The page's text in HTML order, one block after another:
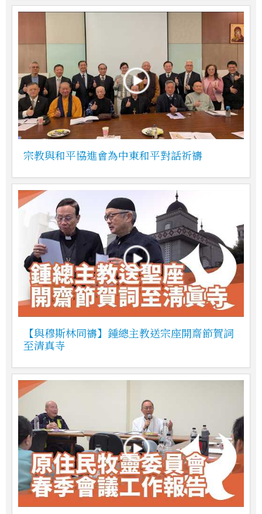
宗教與和平協進會為中東和平對話祈禱
【與穆斯林同禱】鍾總主教送宗座開齋節賀詞
至清真寺